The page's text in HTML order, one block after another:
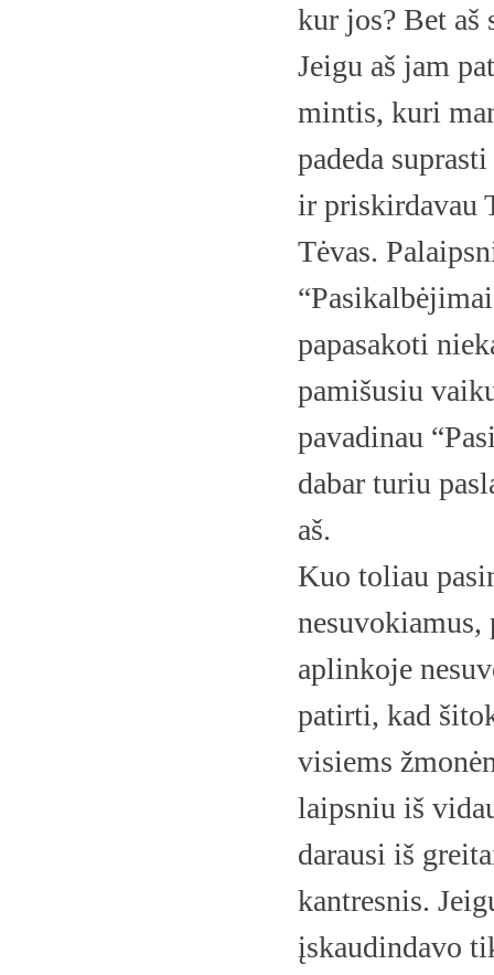
kur jos? Bet aš
Jeigu aš jam
mintis, kuri
padeda
ir priskirdavau
Tėvas.
papasakoti
pamišusiu
pavadinau
dabar turiu
aš.
Kuo toliau
nesuvokiamus,
aplinkoje
patirti, kad
visiems
laipsniu iš
darausi iš
kantresnis.
įskaudindavo